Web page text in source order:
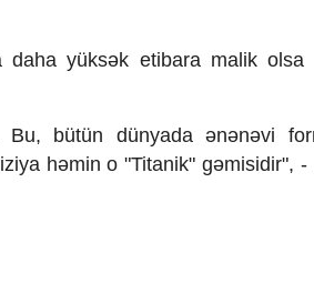
yüksək etibara malik
bütün dünyada ənənəvi
həmin o "Titanik" gəmisidir",